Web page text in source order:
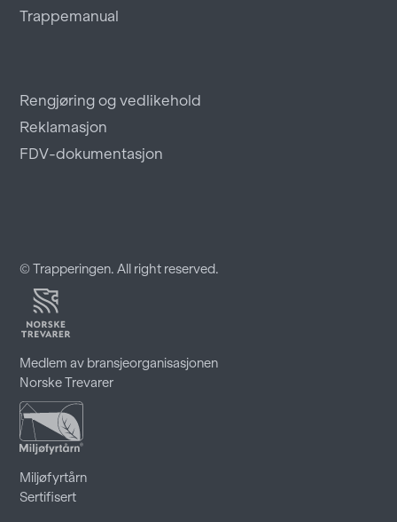
Trappemanual
Rengjøring og vedlikehold
Reklamasjon
FDV-dokumentasjon
© Trapperingen. All right reserved.
Medlem av bransjeorganisasjonen
Norske Trevarer
Miljøfyrtårn
Sertifisert